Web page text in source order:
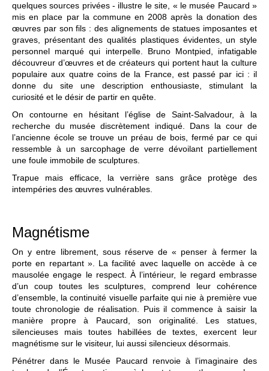
quelques sources privées - illustre le site, « le musée Paucard »
mis en place par la commune en 2008 après la donation des
œuvres par son fils : des alignements de statues imposantes et
graves, présentant des qualités plastiques évidentes, un style
personnel marqué qui interpelle. Bruno Montpied, infatigable
découvreur d’œuvres et de créateurs qui portent haut la culture
populaire aux quatre coins de la France, est passé par ici : il
donne du site une description enthousiaste, stimulant la
curiosité et le désir de partir en quête.
On contourne en hésitant l’église de Saint-Salvadour, à la
recherche du musée discrètement indiqué. Dans la cour de
l’ancienne école se trouve un préau de bois, fermé par ce qui
ressemble à un sarcophage de verre dévoilant partiellement
une foule immobile de sculptures.
Trapue mais efficace, la verrière sans grâce protège des
intempéries des œuvres vulnérables.
Magnétisme
On y entre librement, sous réserve de « penser à fermer la
porte en repartant ». La facilité avec laquelle on accède à ce
mausolée engage le respect. À l’intérieur, le regard embrasse
d’un coup toutes les sculptures, comprend leur cohérence
d’ensemble, la continuité visuelle parfaite qui nie à première vue
toute chronologie de réalisation. Puis il commence à saisir la
manière propre à Paucard, son originalité. Les statues,
silencieuses mais toutes habillées de textes, exercent leur
magnétisme sur le visiteur, lui aussi silencieux désormais.
Pénétrer dans le Musée Paucard renvoie à l’imaginaire des